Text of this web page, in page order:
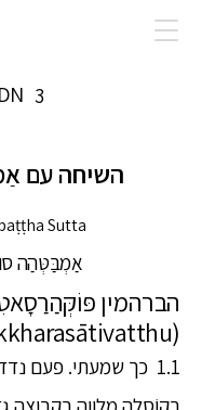
3
DN
השיחה עם
Sutta
אַמְבַּטְּהַה
הברהמין
(Pokkharasātivatthu)
1.1 כך שמעתי. פעם